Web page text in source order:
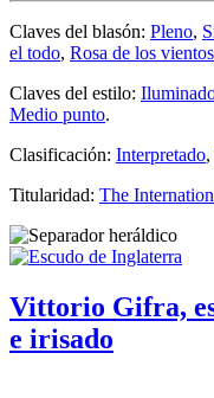
Claves del blasón: Pleno,
el todo, Rosa de los vientos
Claves del estilo:
Medio punto.
Clasificación: Interpretado,
Titularidad: The
Vittorio Gifra,
e irisado